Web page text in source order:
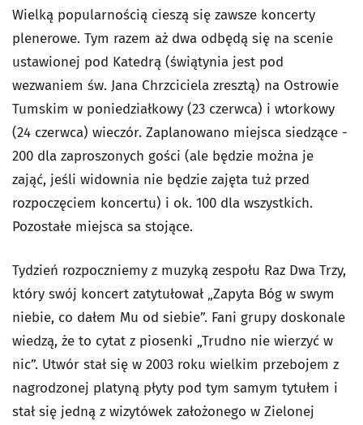
Wielką popularnością cieszą się zawsze koncerty
plenerowe. Tym razem aż dwa odbędą się na scenie
ustawionej pod Katedrą (świątynia jest pod
wezwaniem św. Jana Chrzciciela zresztą) na Ostrowie
Tumskim w poniedziałkowy (23 czerwca) i wtorkowy
(24 czerwca) wieczór. Zaplanowano miejsca siedzące -
200 dla zaproszonych gości (ale będzie można je
zająć, jeśli widownia nie będzie zajęta tuż przed
rozpoczęciem koncertu) i ok. 100 dla wszystkich.
Pozostałe miejsca sa stojące.
Tydzień rozpoczniemy z muzyką zespołu Raz Dwa Trzy,
który swój koncert zatytułował „Zapyta Bóg w swym
niebie, co dałem Mu od siebie”. Fani grupy doskonale
wiedzą, że to cytat z piosenki „Trudno nie wierzyć w
nic”. Utwór stał się w 2003 roku wielkim przebojem z
nagrodzonej platyną płyty pod tym samym tytułem i
stał się jedną z wizytówek założonego w Zielonej